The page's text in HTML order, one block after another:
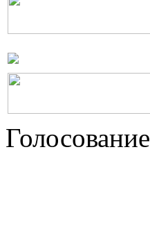
Голосование